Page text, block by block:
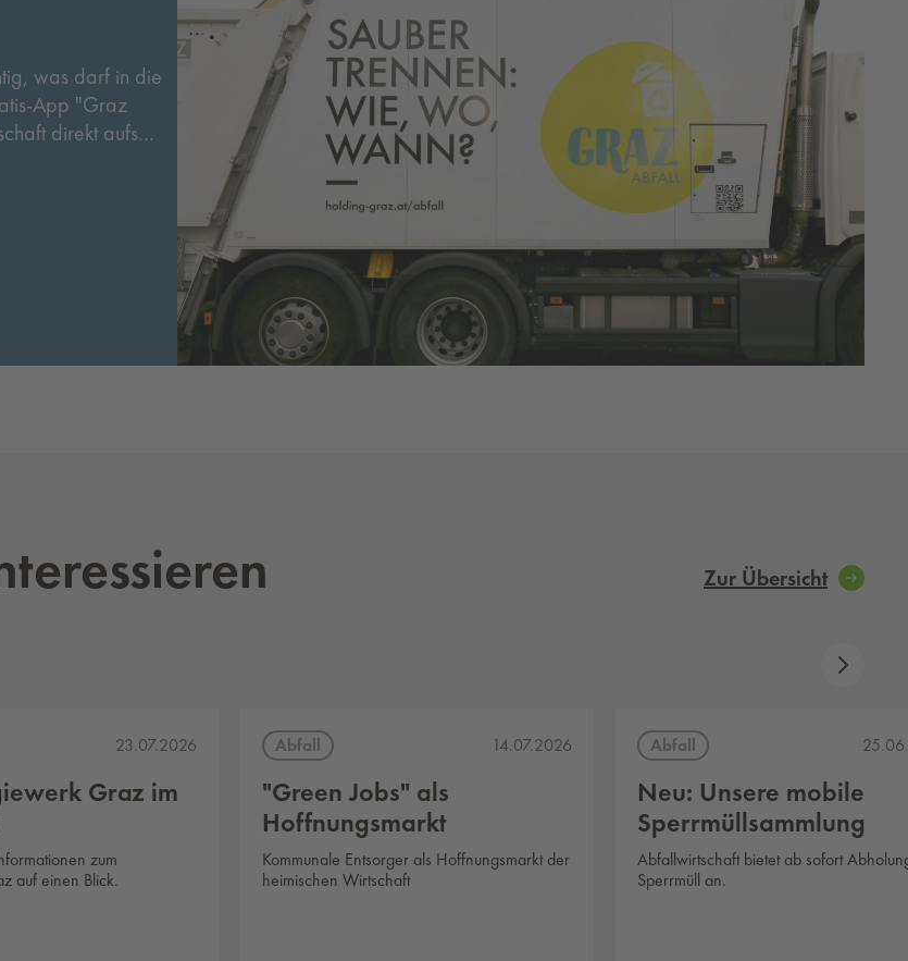
was darf in die
App "Graz
direkt aufs
Zur Übersicht
23.07.2026
Graz im
zum
auf einen Blick.
Abfall 14.07.2026
"Green Jobs" als
Hoffnungsmarkt
Kommunale Entsorger als Hoffnungsmarkt der
heimischen Wirtschaft
Abfall
Neu: Unsere mobile
Sperrmüllsammlung
Abfallwirtschaft bietet ab sofort
Sperrmüll an.